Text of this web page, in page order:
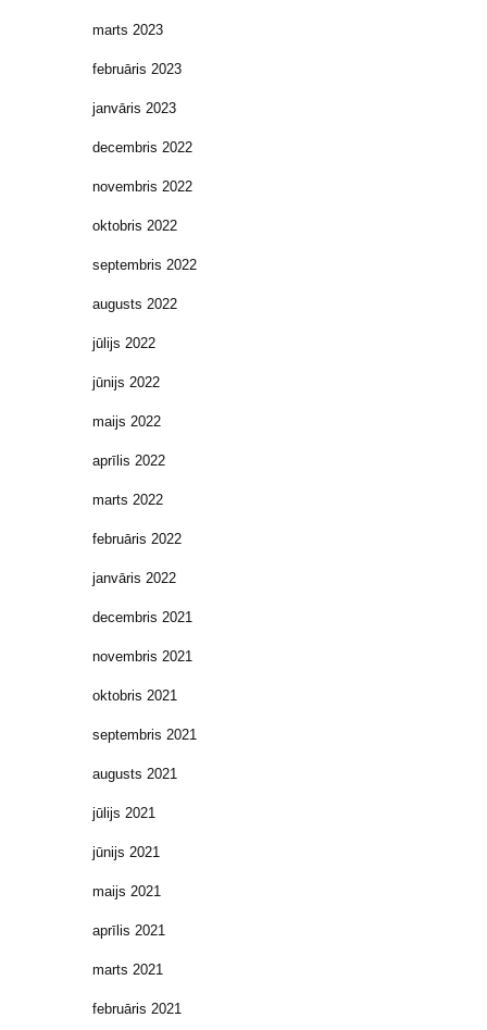
marts 2023
februāris 2023
janvāris 2023
decembris 2022
novembris 2022
oktobris 2022
septembris 2022
augusts 2022
jūlijs 2022
jūnijs 2022
maijs 2022
aprīlis 2022
marts 2022
februāris 2022
janvāris 2022
decembris 2021
novembris 2021
oktobris 2021
septembris 2021
augusts 2021
jūlijs 2021
jūnijs 2021
maijs 2021
aprīlis 2021
marts 2021
februāris 2021